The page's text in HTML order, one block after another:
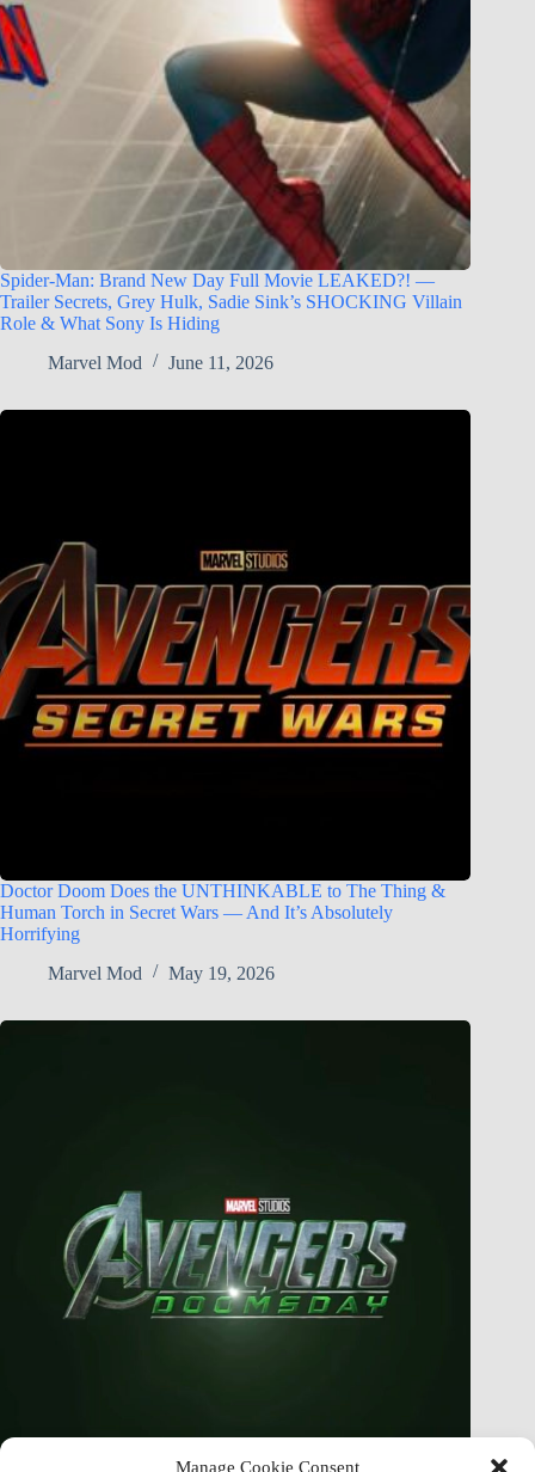
Manage Cookie Consent
Spider-Man: Brand New Day Full Movie LEAKED?! —
Trailer Secrets, Grey Hulk, Sadie Sink’s SHOCKING Villain
Role & What Sony Is Hiding
Marvel Mod
June 11, 2026
Doctor Doom Does the UNTHINKABLE to The Thing &
Human Torch in Secret Wars — And It’s Absolutely
Horrifying
Marvel Mod
May 19, 2026